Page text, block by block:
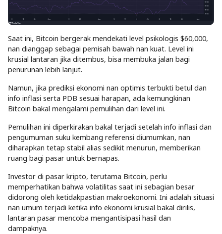
Saat ini, Bitcoin bergerak mendekati level psikologis $60,000,
nan dianggap sebagai pemisah bawah nan kuat. Level ini
krusial lantaran jika ditembus, bisa membuka jalan bagi
penurunan lebih lanjut.
Namun, jika prediksi ekonomi nan optimis terbukti betul dan
info inflasi serta PDB sesuai harapan, ada kemungkinan
Bitcoin bakal mengalami pemulihan dari level ini.
Pemulihan ini diperkirakan bakal terjadi setelah info inflasi dan
pengumuman suku kembang referensi diumumkan, nan
diharapkan tetap stabil alias sedikit menurun, memberikan
ruang bagi pasar untuk bernapas.
Investor di pasar kripto, terutama Bitcoin, perlu
memperhatikan bahwa volatilitas saat ini sebagian besar
didorong oleh ketidakpastian makroekonomi. Ini adalah situasi
nan umum terjadi ketika info ekonomi krusial bakal dirilis,
lantaran pasar mencoba mengantisipasi hasil dan
dampaknya.